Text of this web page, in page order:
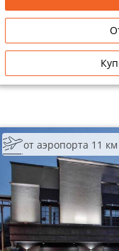
от аэропорта 11 км